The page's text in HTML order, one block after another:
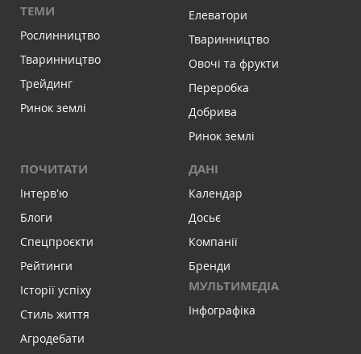
ТЕМИ
Рослинництво
Тваринництво
Трейдинг
Ринок землі
Елеватори
Тваринництво
Овочі та фрукти
Переробка
Добрива
Ринок землі
ПОЧИТАТИ
Інтервʼю
Блоги
Спецпроєкти
Рейтинги
Історії успіху
Стиль життя
Агродебати
ДАНІ
Календар
Досьє
Компанії
Бренди
МУЛЬТИМЕДІА
Інфографіка